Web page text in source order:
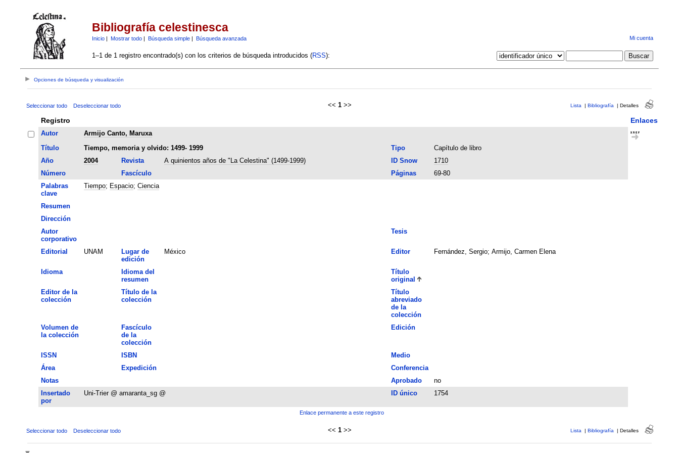
Bibliografía celestinesca
Inicio| Mostrar todo| Búsqueda simple| Búsqueda avanzada Mi cuenta
1–1 de 1 registro encontrado(s) con los criterios de búsqueda introducidos (RSS):
Opciones de búsqueda y visualización
Seleccionar todo Deseleccionar todo << 1 >> Lista | Bibliografía | Detalles
Registro Enlaces
Autor
Armijo Canto, Maruxa
Título
Tiempo, memoria y olvido: 1499- 1999 Tipo
Capítulo de libro
Año
2004 Revista A quinientos años de "La Celestina" (1499-1999) ID Snow
1710
Número
Fascículo Páginas
69-80
Palabras
clave
Tiempo; Espacio; Ciencia
Resumen
Dirección
Autor
corporativo
Tesis
Editorial UNAM
Lugar de
edición
México Editor Fernández, Sergio; Armijo, Carmen Elena
Idioma
Idioma del
resumen
Título
original
Editor de la
colección
Título de la
colección
Título
abreviado
de la
colección
Volumen de
la colección
Fascículo
de la
colección
Edición
ISSN ISBN
Medio
Área
Expedición
Conferencia
Notas
Aprobado
no
Insertado
por
Uni-Trier @ amaranta_sg @ ID único 1754
Enlace permanente a este registro
Seleccionar todo Deseleccionar todo << 1 >> Lista | Bibliografía | Detalles